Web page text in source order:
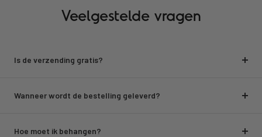
Veelgestelde vragen
Is de verzending gratis?
Wanneer wordt de bestelling geleverd?
Hoe moet ik behangen?